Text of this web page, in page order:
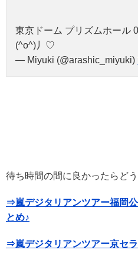
東京ドーム プリズムホール
(^o^)丿♡
— Miyuki (@arashic_miyuki)
待ち時間の間に良かったらど
⇒嵐デジタリアンツアー福岡
とめ♪
⇒嵐デジタリアンツアー京セ